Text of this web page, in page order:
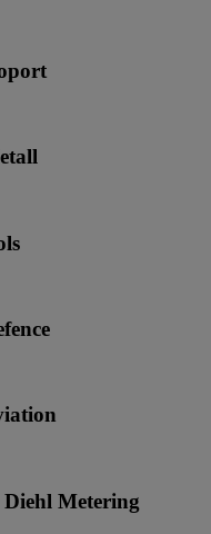
Metering